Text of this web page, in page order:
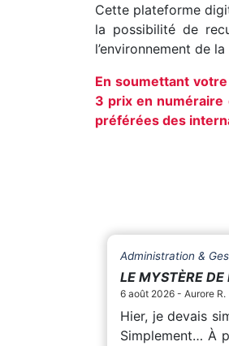
Cette plateforme
la possibilité de
l’environnement de
En soumettant
3 prix en
préférées des
Administration &
LE MYSTÈRE DE
6 août 2026 - Aurore R.
Hier, je devais
Simplement… À